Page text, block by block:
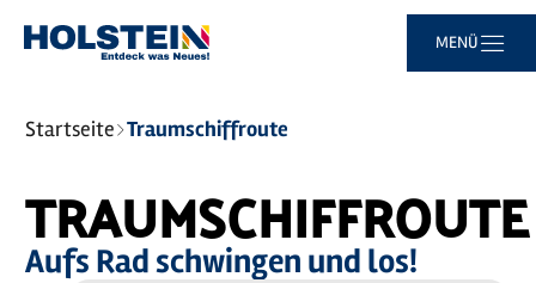
MENÜ
Sie
sind
Startseite Traumschiffroute
TRAUMSCHIFFROUTE
Aufs Rad schwingen und los!
Mein Standort